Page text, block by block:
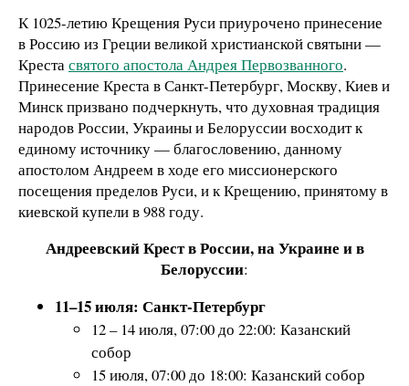
К 1025-летию Крещения Руси приурочено принесение
в Россию из Греции великой христианской святыни —
Крестасвятого апостола Андрея Первозванного.
Принесение Креста в Санкт-Петербург, Москву, Киев и
Минск призвано подчеркнуть, что духовная традиция
народов России, Украины и Белоруссии восходит к
единому источнику — благословению, данному
апостолом Андреем в ходе его миссионерского
посещения пределов Руси, и к Крещению, принятому в
киевской купели в 988 году.
Андреевский Крест в России, на Украине и в
Белоруссии:
11–15 июля: Санкт-Петербург
12 – 14 июля, 07:00 до 22:00: Казанский
собор
15 июля, 07:00 до 18:00: Казанский собор